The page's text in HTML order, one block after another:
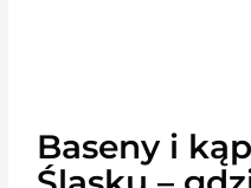
Baseny i